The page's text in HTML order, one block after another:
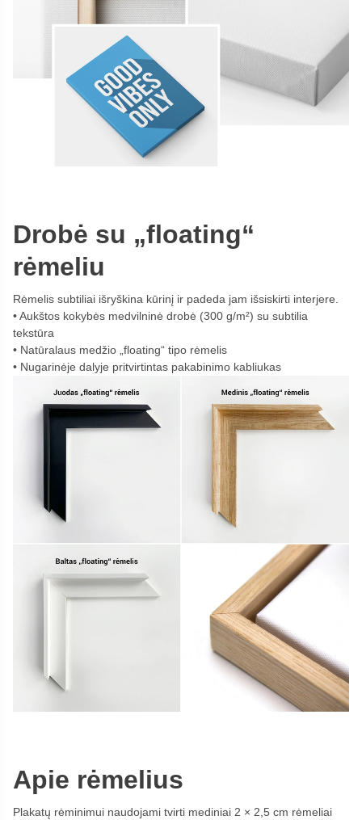
Drobė su „floating“
rėmeliu
Rėmelis subtiliai išryškina kūrinį ir padeda jam išsiskirti interjere.
Aukštos kokybės medvilninė drobė (300 g/m²) su subtilia
tekstūra
Natūralaus medžio „floating“ tipo rėmelis
Nugarinėje dalyje pritvirtintas pakabinimo kabliukas
Apie rėmelius
Plakatų rėminimui naudojami tvirti mediniai 2 × 2,5 cm rėmeliai